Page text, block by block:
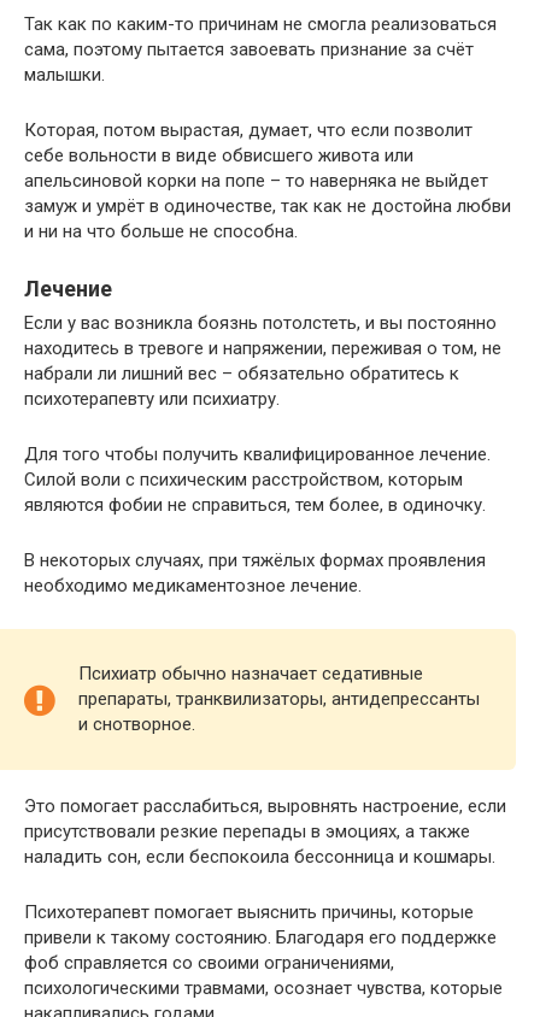
Так как по каким-то причинам не смогла реализоваться
сама, поэтому пытается завоевать признание за счёт
малышки.
Которая, потом вырастая, думает, что если позволит
себе вольности в виде обвисшего живота или
апельсиновой корки на попе – то наверняка не выйдет
замуж и умрёт в одиночестве, так как не достойна любви
и ни на что больше не способна.
Лечение
Если у вас возникла боязнь потолстеть, и вы постоянно
находитесь в тревоге и напряжении, переживая о том, не
набрали ли лишний вес – обязательно обратитесь к
психотерапевту или психиатру.
Для того чтобы получить квалифицированное лечение.
Силой воли с психическим расстройством, которым
являются фобии не справиться, тем более, в одиночку.
В некоторых случаях, при тяжёлых формах проявления
необходимо медикаментозное лечение.
Психиатр обычно назначает седативные
препараты, транквилизаторы, антидепрессанты
и снотворное.
Это помогает расслабиться, выровнять настроение, если
присутствовали резкие перепады в эмоциях, а также
наладить сон, если беспокоила бессонница и кошмары.
Психотерапевт помогает выяснить причины, которые
привели к такому состоянию. Благодаря его поддержке
фоб справляется со своими ограничениями,
психологическими травмами, осознает чувства, которые